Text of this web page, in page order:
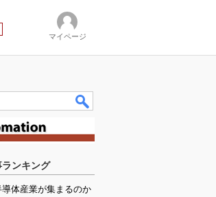
マイページ
ンキング
体産業が集まるのか